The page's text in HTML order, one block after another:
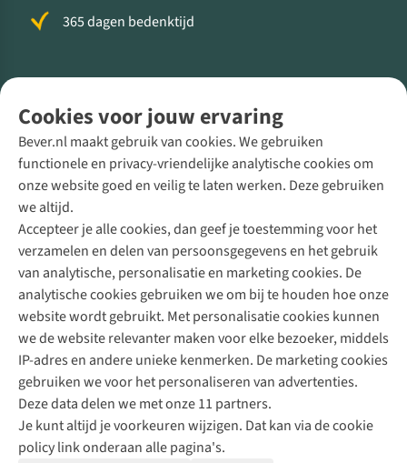
Cookies voor jouw ervaring
Bever.nl maakt gebruik van cookies. We gebruiken
functionele en privacy-vriendelijke analytische cookies om
onze website goed en veilig te laten werken. Deze gebruiken
we altijd.
Accepteer je alle cookies, dan geef je toestemming voor het
verzamelen en delen van persoonsgegevens en het gebruik
van analytische, personalisatie en marketing cookies. De
analytische cookies gebruiken we om bij te houden hoe onze
website wordt gebruikt. Met personalisatie cookies kunnen
we de website relevanter maken voor elke bezoeker, middels
IP-adres en andere unieke kenmerken. De marketing cookies
gebruiken we voor het personaliseren van advertenties.
Deze data delen we met onze 11 partners.
Je kunt altijd je voorkeuren wijzigen. Dat kan via de cookie
policy link onderaan alle pagina's.
365 dagen bedenktijd
Direct advies van een Buitenexpert
+31 (0)85 888 50 88
+31 6 12 28 49 80
Contactformulier